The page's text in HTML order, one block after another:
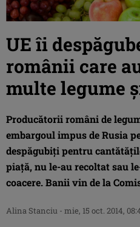
UE îi
românii care
multe legume
Producătorii români de
embargoul impus de Rusia
despăgubiţi pentru
piaţă, nu le-au recoltat sau
coacere. Banii vin de la
Alina Stanciu - mie, 15 oct. 2014,